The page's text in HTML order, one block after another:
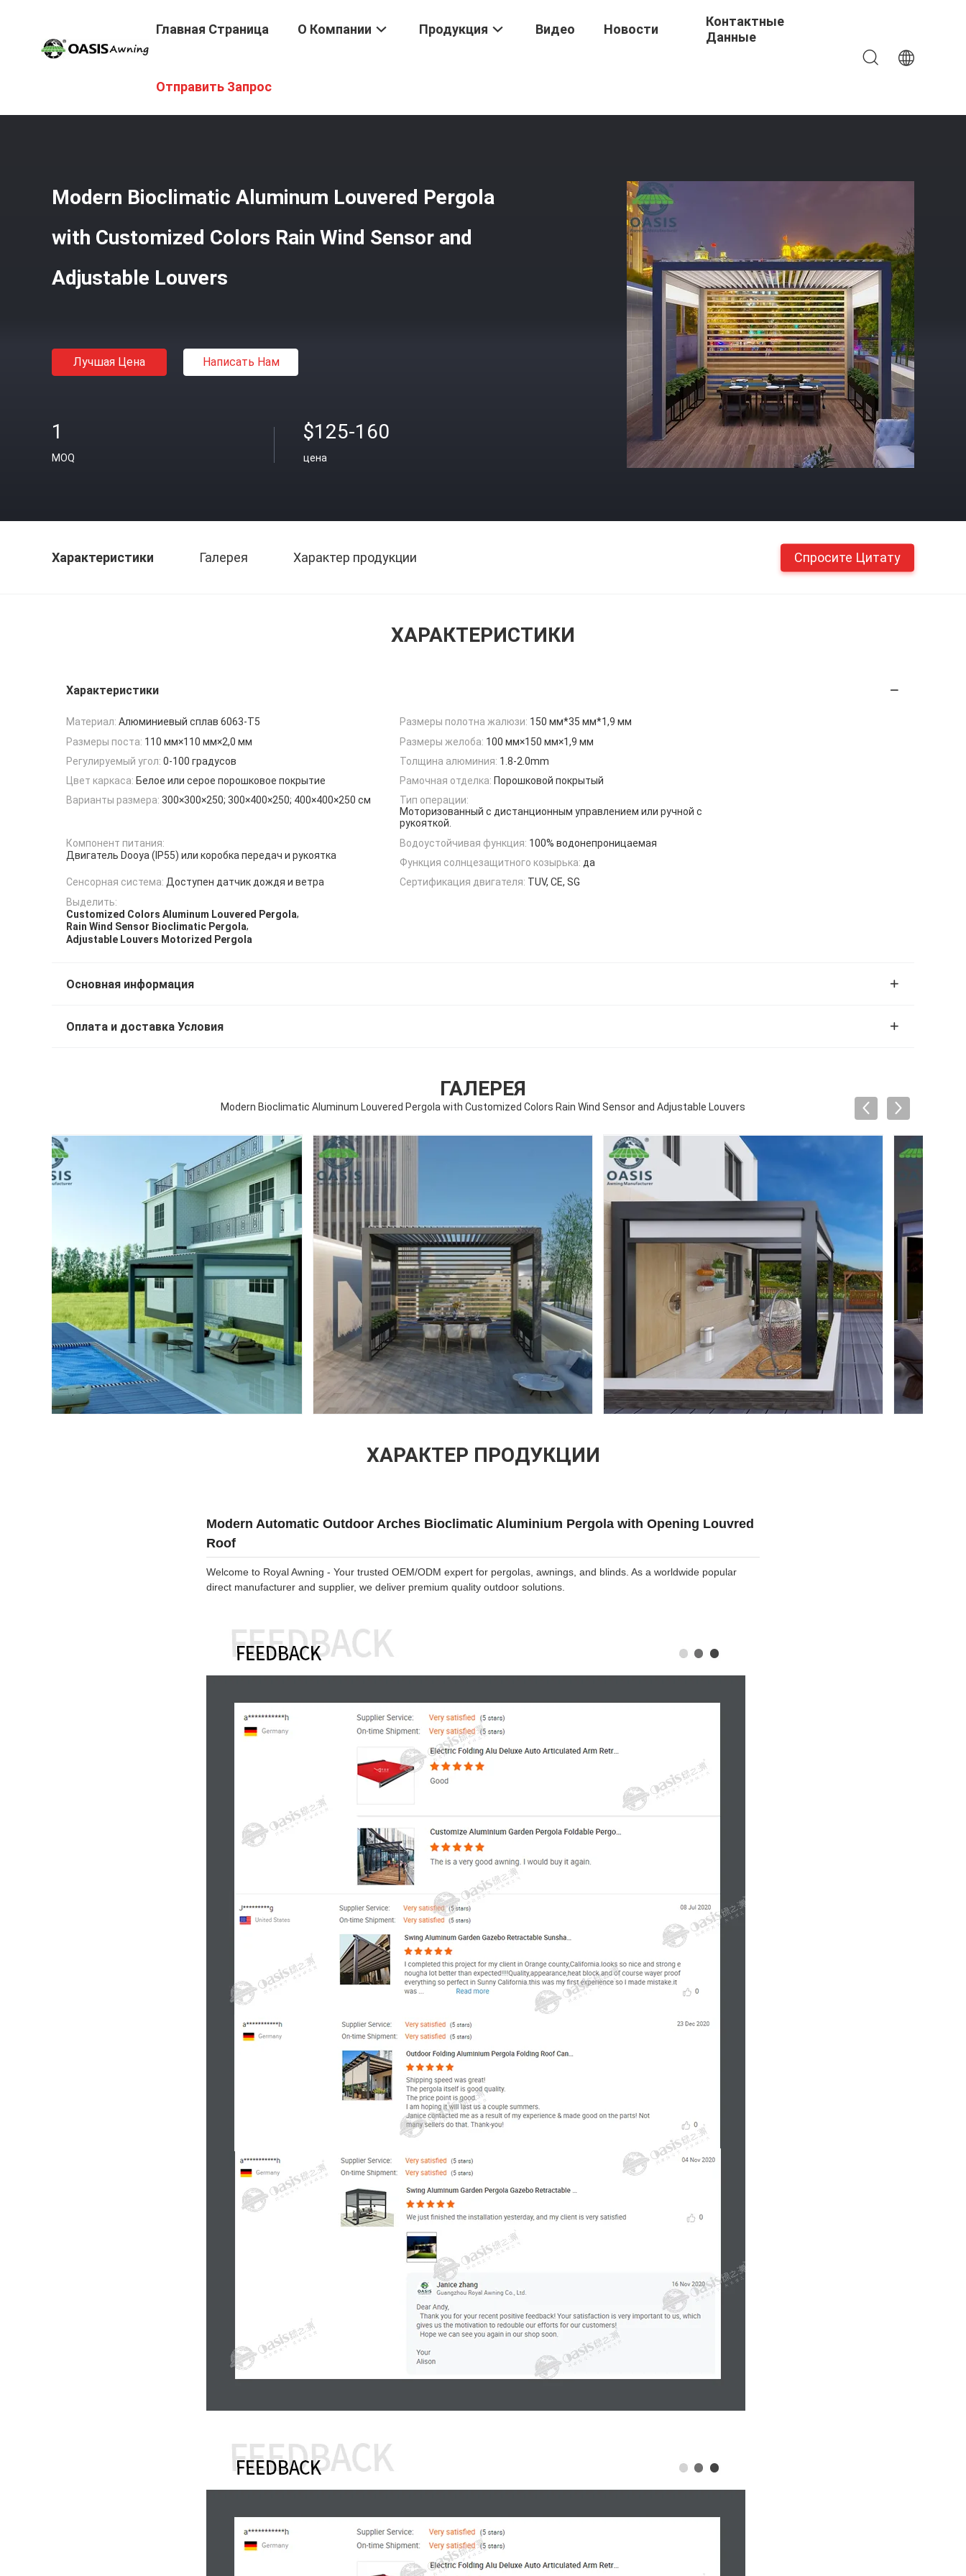
Главная Страница О Компании Продукция Видео Новости
Контактные
Данные
Отправить Запрос
Modern Bioclimatic Aluminum Louvered Pergola
with Customized Colors Rain Wind Sensor and
Adjustable Louvers
Лучшая Цена Написать Нам
1
MOQ
$125-160
цена
Характеристики Галерея Характер продукции Спросите Цитату
ХАРАКТЕРИСТИКИ
Характеристики
Материал: Алюминиевый сплав 6063-T5 Размеры полотна жалюзи: 150 мм*35 мм*1,9 мм
Размеры поста: 110 мм×110 мм×2,0 мм Размеры желоба: 100 мм×150 мм×1,9 мм
Регулируемый угол: 0-100 градусов Толщина алюминия: 1.8-2.0mm
Цвет каркаса: Белое или серое порошковое покрытие Рамочная отделка: Порошковой покрытый
Варианты размера: 300×300×250; 300×400×250; 400×400×250 см
Тип операции:
Моторизованный с дистанционным управлением или ручной с
рукояткой.
Компонент питания:
Двигатель Dooya (IP55) или коробка передач и рукоятка
Водоустойчивая функция: 100% водонепроницаемая
Функция солнцезащитного козырька: да
Сенсорная система: Доступен датчик дождя и ветра Сертификация двигателя: TUV, CE, SG
Выделить:
Customized Colors Aluminum Louvered Pergola,
Rain Wind Sensor Bioclimatic Pergola,
Adjustable Louvers Motorized Pergola
Основная информация
Оплата и доставка Условия
ГАЛЕРЕЯ
Modern Bioclimatic Aluminum Louvered Pergola with Customized Colors Rain Wind Sensor and Adjustable Louvers
ХАРАКТЕР ПРОДУКЦИИ
Modern Automatic Outdoor Arches Bioclimatic Aluminium Pergola with Opening Louvred
Roof
Welcome to Royal Awning - Your trusted OEM/ODM expert for pergolas, awnings, and blinds. As a worldwide popular
direct manufacturer and supplier, we deliver premium quality outdoor solutions.